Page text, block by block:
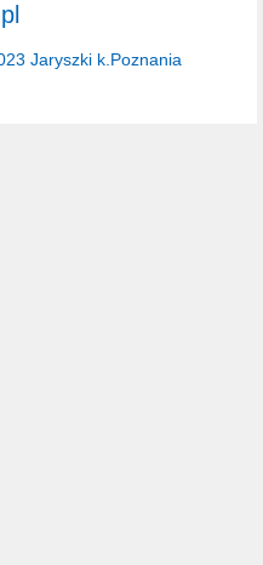
Jaryszki k.Poznania